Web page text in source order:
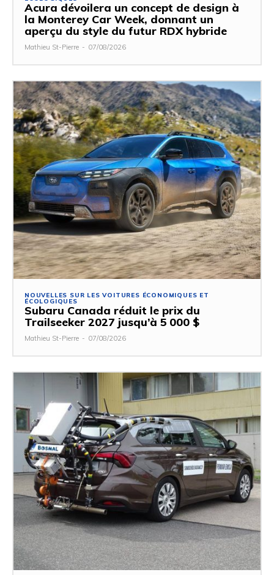
Acura dévoilera un concept de design à
la Monterey Car Week, donnant un
aperçu du style du futur RDX hybride
Mathieu St-Pierre - 07/08/2026
NOUVELLES SUR LES VOITURES ÉCONOMIQUES ET
ÉCOLOGIQUES
Subaru Canada réduit le prix du
Trailseeker 2027 jusqu’à 5 000 $
Mathieu St-Pierre - 07/08/2026